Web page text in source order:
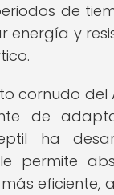
de
energía y
cornudo del
de
ha
permite
eficiente,